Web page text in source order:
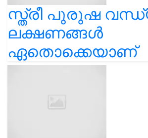
സ്ത്രീ പുരുഷ
ലക്ഷണങ്ങൾ
ഏതൊക്കെയാണ്